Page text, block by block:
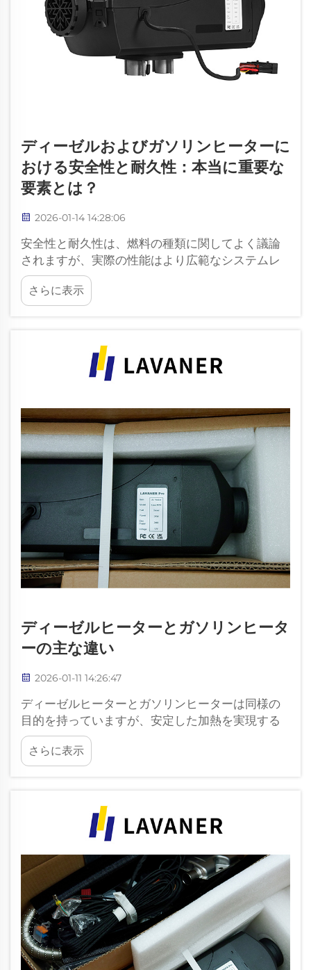
ディーゼルおよびガソリンヒーターに
おける安全性と耐久性：本当に重要な
要素とは？
2026-01-14 14:28:06
安全性と耐久性は、燃料の種類に関してよく議論
されますが、実際の性能はより広範なシステムレ
ベルの要因に依存しています。本記事では、ヒー
ターの安全性と長期的な信頼性に実際に影響を与
える要素について説明します。実際の使用環境で
さらに表示
ディーゼルヒーターとガソリンヒータ
ーの主な違い
2026-01-11 14:26:47
ディーゼルヒーターとガソリンヒーターは同様の
目的を持っていますが、安定した加熱を実現する
方法に違いがあります。これらの違いを理解する
ことで、ユーザーは自身の用途や使用環境に合っ
たシステムを選択できます。燃料の特性と燃焼プ
さらに表示